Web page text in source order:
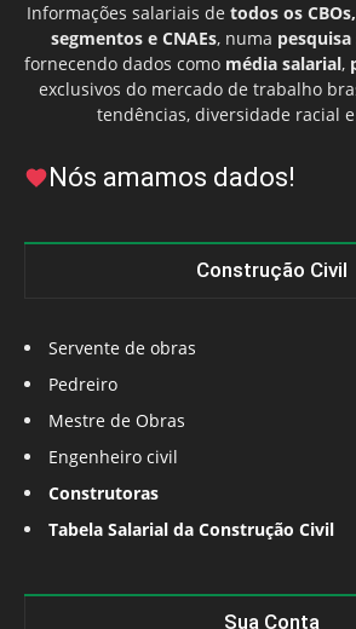
Informações salariais de todos os
segmentos e CNAEs, numa
fornecendo dados como média salarial,
exclusivos do mercado de trabalho
tendências, diversidade racial
Nós amamos dados!
Construção Civil
Servente de obras
Pedreiro
Mestre de Obras
Engenheiro civil
Construtoras
Tabela Salarial da Construção Civil
Sua Conta